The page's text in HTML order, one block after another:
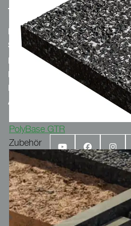
PolyBase GTR
Zubehör
MERCH.POLYTAN.DE
SPORTGROUP-HOLDING
KONTAKT
IMPRESSUM
DATENSCHUTZERKLÄRUNG
AGB & COC